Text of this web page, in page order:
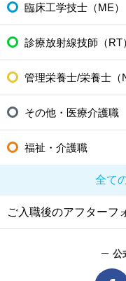
臨床工学技士（ME）
診療放射線技師（RT
管理栄養士/栄養士（
その他・医療介護職
福祉・介護職
全て
ご入職後のアフターフ
公